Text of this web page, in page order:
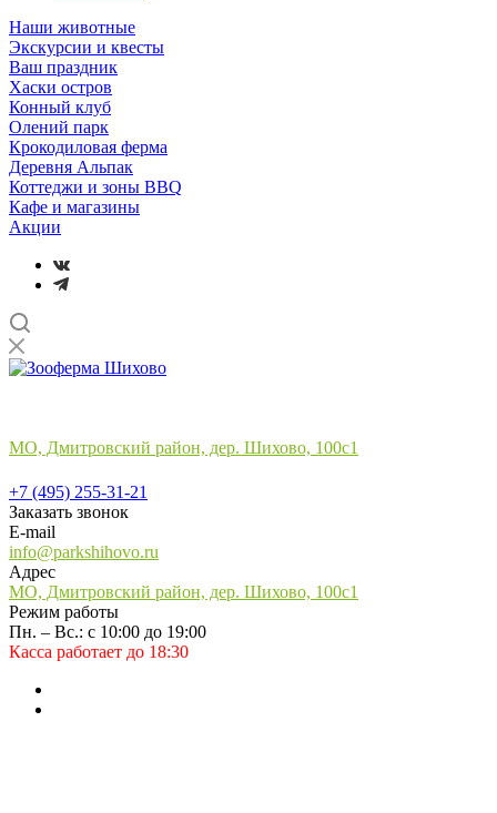
Наши животные
Экскурсии и квесты
Ваш праздник
Хаски остров
Конный клуб
Олений парк
Крокодиловая ферма
Деревня Альпак
Коттеджи и зоны BBQ
Кафе и магазины
Акции
МО, Дмитровский район, дер. Шихово, 100с1
+7 (495) 255-31-21
Заказать звонок
E-mail
info@parkshihovo.ru
Адрес
МО, Дмитровский район, дер. Шихово, 100с1
Режим работы
Пн. – Вс.: с 10:00 до 19:00
Касса работает до 18:30